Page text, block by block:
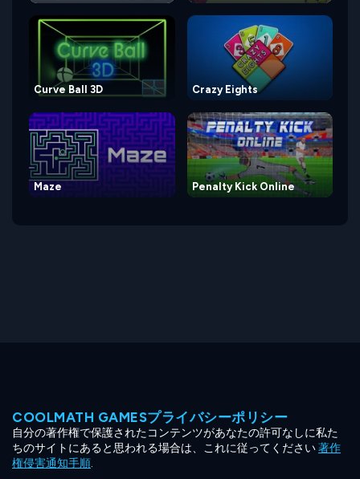
Curve Ball 3D Crazy Eights
Maze Penalty Kick Online
COOLMATH GAMESプライバシーポリシー
自分の著作権で保護されたコンテンツがあなたの許可なしに私た
ちのサイトにあると思われる場合は、これに従ってください著作
権侵害通知手順.